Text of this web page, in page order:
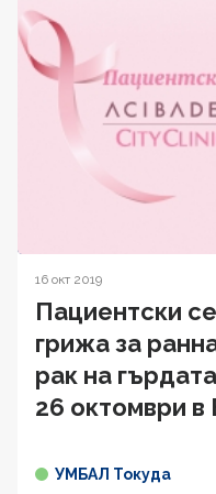
16 окт 2019
Пациентски
грижа за
рак на
26 октомври
УМБАЛ Токуда